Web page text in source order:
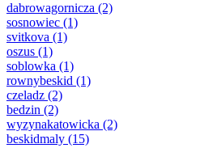
dabrowagornicza (2)
sosnowiec (1)
svitkova (1)
oszus (1)
soblowka (1)
rownybeskid (1)
czeladz (2)
bedzin (2)
wyzynakatowicka (2)
beskidmaly (15)